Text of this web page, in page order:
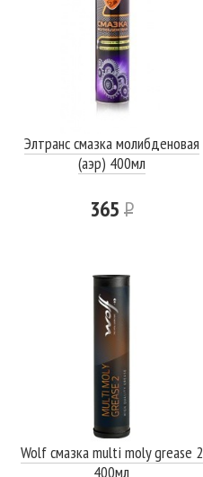
Элтранс смазка молибденовая
(аэр) 400мл
365Р
Wolf смазка multi moly grease 2
400мл